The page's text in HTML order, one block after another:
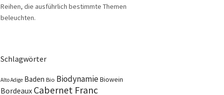
Reihen, die ausführlich bestimmte Themen
beleuchten.
Schlagwörter
Alto Adige Baden Bio BiodynamieBiowein
Bordeaux Cabernet Franc